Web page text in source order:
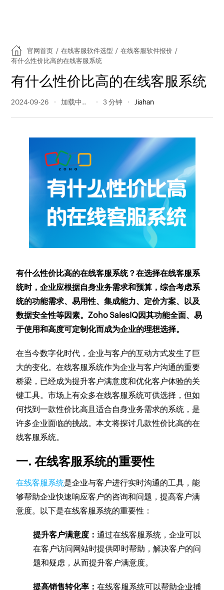
官网首页 / 在线客服软件选型 / 在线客服软件报价 /
有什么性价比高的在线客服系统
有什么性价比高的在线客服系统
2024-09-26 75 阅读量 3 分钟 Jiahan
有什么性价比高的在线客服系统？在选择在线客服系
统时，企业应根据自身业务需求和预算，综合考虑系
统的功能需求、易用性、集成能力、定价方案、以及
数据安全性等因素。Zoho SalesIQ因其功能全面、易
于使用和高度可定制化而成为企业的理想选择。
在当今数字化时代，企业与客户的互动方式发生了巨
大的变化。在线客服系统作为企业与客户沟通的重要
桥梁，已经成为提升客户满意度和优化客户体验的关
键工具。市场上有众多在线客服系统可供选择，但如
何找到一款性价比高且适合自身业务需求的系统，是
许多企业面临的挑战。本文将探讨几款性价比高的在
线客服系统。
一. 在线客服系统的重要性
在线客服系统是企业与客户进行实时沟通的工具，能
够帮助企业快速响应客户的咨询和问题，提高客户满
意度。以下是在线客服系统的重要性：
提升客户满意度：通过在线客服系统，企业可以
在客户访问网站时提供即时帮助，解决客户的问
题和疑虑，从而提升客户满意度。
提高销售转化率：在线客服系统可以帮助企业捕